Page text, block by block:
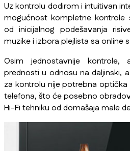
Uz kontrolu dodirom i intuitivan
mogućnost kompletne kontrole
od inicijalnog podešavanja
muzike i izbora plejlista sa online
Osim jednostavnije kontrole,
prednosti u odnosu na daljinski,
za kontrolu nije potrebna
telefona, što će posebno
Hi-Fi tehniku od domašaja male